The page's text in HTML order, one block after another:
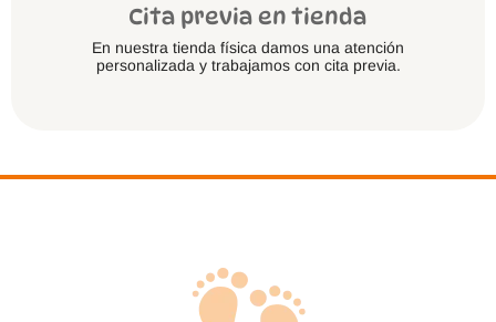
Cita previa en tienda
En nuestra tienda física damos una atención
personalizada y trabajamos con cita previa.